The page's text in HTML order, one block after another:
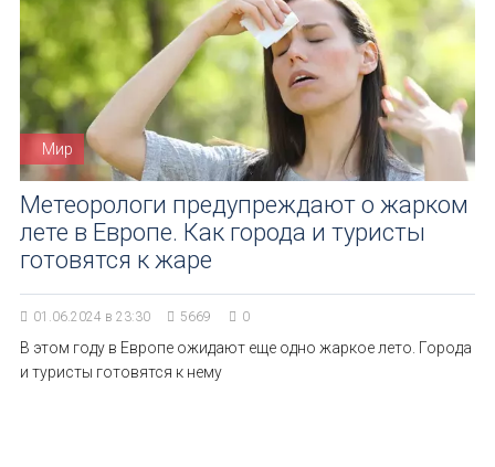
Мир
Метеорологи предупреждают о жарком
лете в Европе. Как города и туристы
готовятся к жаре
01.06.2024 в 23:30 5669 0
В этом году в Европе ожидают еще одно жаркое лето. Города
и туристы готовятся к нему